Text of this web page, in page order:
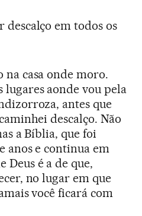
em todos os
casa onde moro.
lugares aonde vou pela
antes que
descalço. Não
a Bíblia, que foi
anos e continua em
Deus é a de que,
no lugar em que
você ficará com